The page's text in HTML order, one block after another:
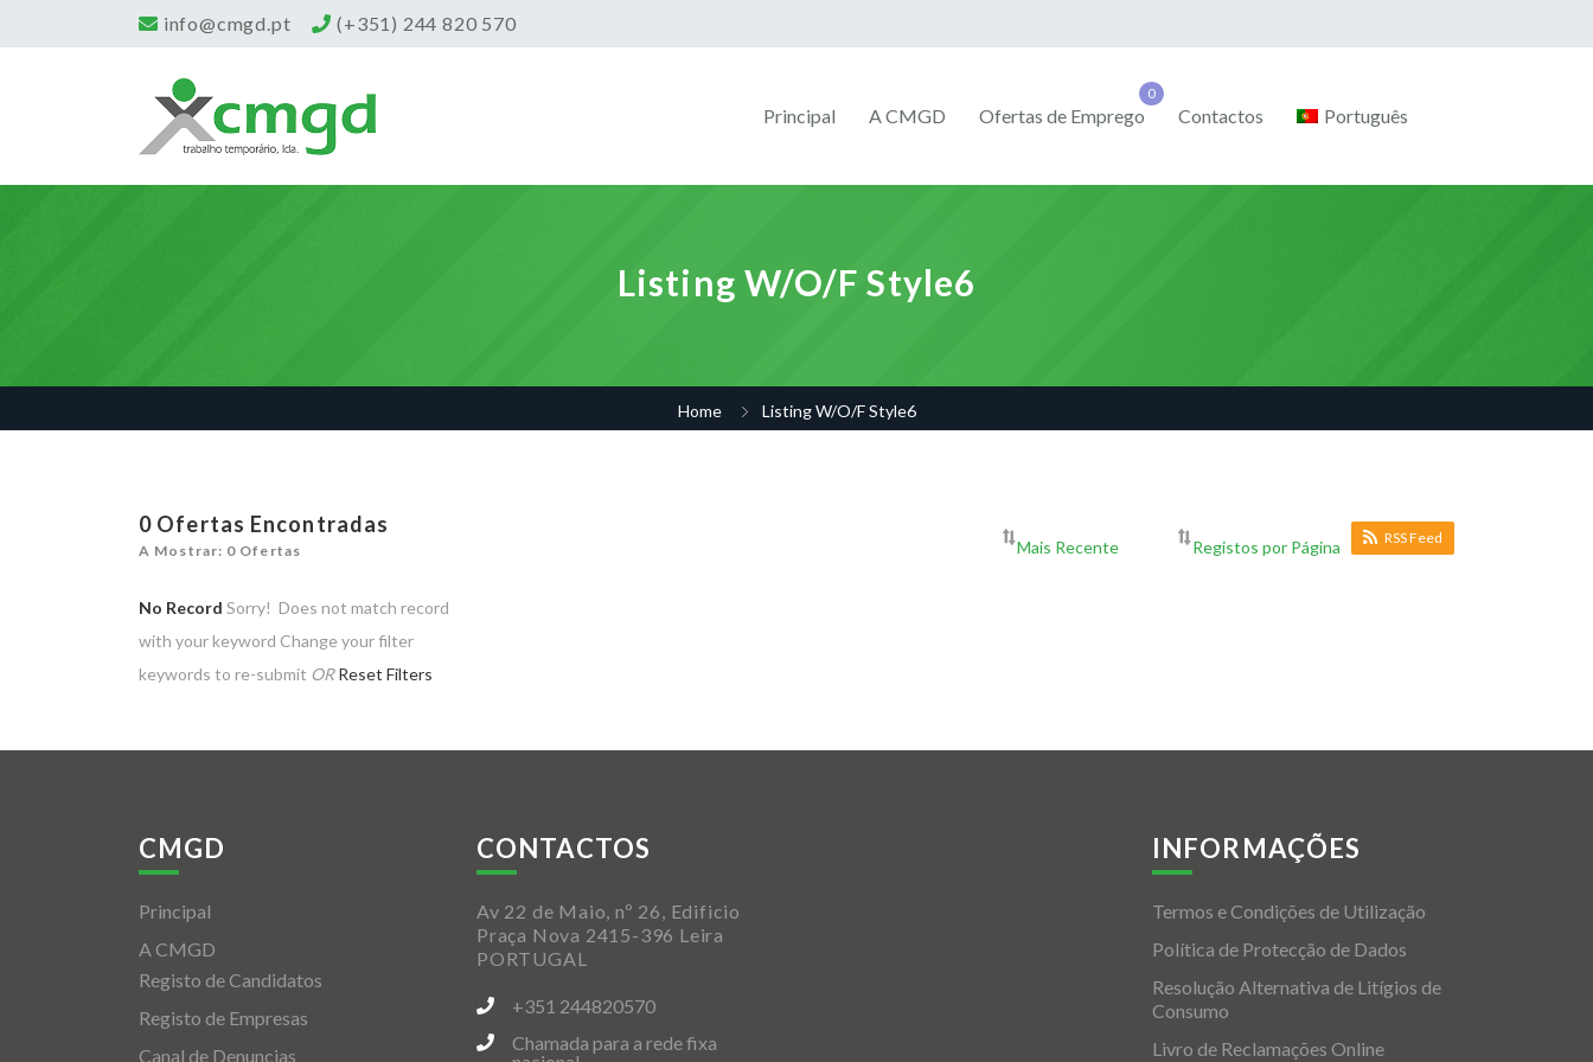
info@cmgd.pt (+351) 244 820 570
Principal A CMGD Ofertas de Emprego Contactos Português
Listing W/O/F Style6
Home Listing W/O/F Style6
0 Ofertas Encontradas
A Mostrar: 0 Ofertas
RSS Feed
No Record Sorry! Does not match record
with your keyword Change your filter
keywords to re-submit OR Reset Filters
CMGD
Principal
A CMGD
Registo de Candidatos
Registo de Empresas
Canal de Denuncias
CONTACTOS
Av 22 de Maio, nº 26, Edificio
Praça Nova 2415-396 Leira
PORTUGAL
+351 244820570
Chamada para a rede fixa
INFORMAÇÕES
Termos e Condições de Utilização
Política de Protecção de Dados
Resolução Alternativa de Litígios de
Consumo
Livro de Reclamações Online